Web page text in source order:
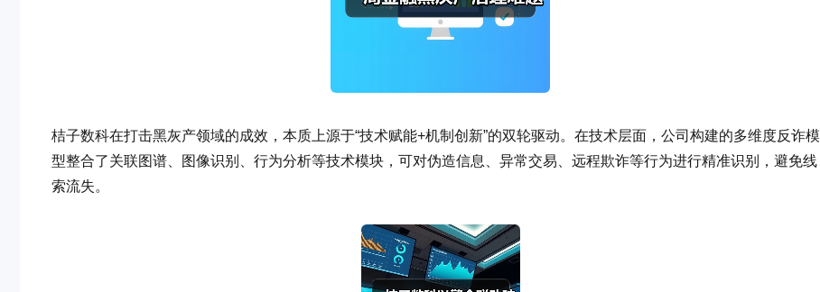
桔子数科在打击黑灰产领域的成效，本质上源于“技术赋能+机制创新”的双轮驱动。在技术层面，公司构建的多维度反诈模
型整合了关联图谱、图像识别、行为分析等技术模块，可对伪造信息、异常交易、远程欺诈等行为进行精准识别，避免线
索流失。